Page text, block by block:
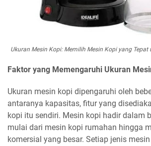
Ukuran Mesin Kopi: Memilih Mesin Kopi yang
Faktor yang Memengaruhi Ukuran
Ukuran mesin kopi dipengaruhi oleh
antaranya kapasitas, fitur yang
kopi itu sendiri. Mesin kopi hadir dalam
mulai dari mesin kopi rumahan hingga
komersial yang besar. Setiap jenis